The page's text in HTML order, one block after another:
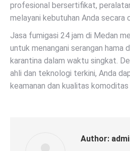
profesional bersertifikat,
melayani kebutuhan Anda
Jasa fumigasi 24 jam di Medan
untuk menangani serangan hama
karantina dalam waktu singkat.
ahli dan teknologi terkini, Anda
keamanan dan kualitas
Author: